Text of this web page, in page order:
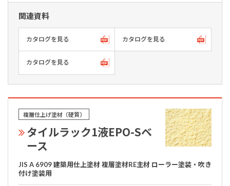
関連資料
カタログを見る カタログを見る
カタログを見る
複層仕上げ塗材（硬質）
タイルラック1液EPO-Sベ
ース
JIS A 6909 建築用仕上塗材 複層塗材RE主材 ローラー塗装・吹き
付け塗装用